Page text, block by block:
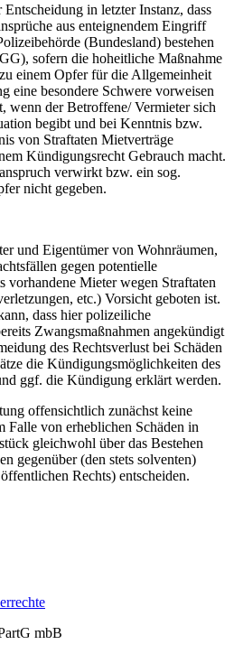
in letzter Instanz, dass
aus enteignendem Eingriff
(Bundesland) bestehen
sofern die hoheitliche Maßnahme
einem Opfer für die Allgemeinheit
eine besondere Schwere vorweisen
wenn der Betroffene/ Vermieter sich
begibt und bei Kenntnis bzw.
von Straftaten Mietverträge
Kündigungsrecht Gebrauch macht.
verwirkt bzw. ein sog.
nicht gegeben.
und Eigentümer von Wohnräumen,
gegen potentielle
vorhandene Mieter wegen Straftaten
etc.) Vorsicht geboten ist.
dass hier polizeiliche
Zwangsmaßnahmen angekündigt
des Rechtsverlust bei Schäden
die Kündigungsmöglichkeiten des
ggf. die Kündigung erklärt werden.
offensichtlich zunächst keine
Falle von erheblichen Schäden in
gleichwohl über das Bestehen
gegenüber (den stets solventen)
Rechts) entscheiden.
mbB